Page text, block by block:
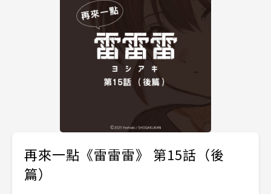
再來一點《雷雷雷》 第15話（後
篇）